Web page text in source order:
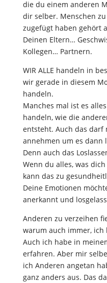
die du einem anderen
dir selber. Menschen
zugefügt haben gehört
Deinen Eltern…
Kollegen… Partnern.
WIR ALLE handeln in
wir gerade in diesem
handeln.
Manches mal ist es
handeln, wie die
entsteht. Auch das darf
annehmen um es dann
Denn auch das
Wenn du alles, was
kann das zu
Deine Emotionen
anerkannt und
Anderen zu verzeihen
warum auch immer,
Auch ich habe in
erfahren. Aber mir
ich Anderen angetan
ganz anders aus. Das